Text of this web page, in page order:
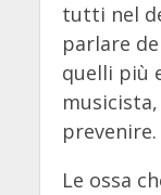
tutti nel
parlare
quelli più
prevenire.
Le ossa